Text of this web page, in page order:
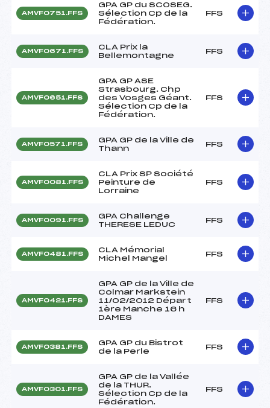
AMVF0751.FFS
GPA GP du SCOSEG.
Sélection Cp de la
Fédération.
FFS
AMVF0671.FFS
CLA Prix la
Bellemontagne
FFS
AMVF0651.FFS
GPA GP ASE
Strasbourg. Chp
des Vosges Géant.
Sélection Cp de la
Fédération.
FFS
AMVF0571.FFS
GPA GP de la Ville de
Thann
FFS
AMVF0081.FFS
CLA Prix SP Société
Peinture de
Lorraine
FFS
AMVF0091.FFS
GPA Challenge
THERESE LEDUC
FFS
AMVF0481.FFS
CLA Mémorial
Michel Mangel
FFS
AMVF0421.FFS
GPA GP de la Ville de
Colmar Markstein
11/02/2012 Départ
1ère Manche 16 h
DAMES
FFS
AMVF0381.FFS
GPA GP du Bistrot
de la Perle
FFS
AMVF0301.FFS
GPA GP de la Vallée
de la THUR.
Sélection Cp de la
Fédération.
FFS